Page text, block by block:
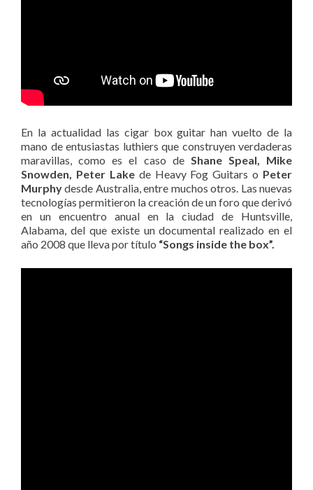
En la actualidad las cigar box guitar han vuelto de la
mano de entusiastas luthiers que construyen verdaderas
maravillas, como es el caso deShane Speal, Mike
Snowden, Peter Lakede Heavy Fog Guitars o Peter
Murphydesde Australia, entre muchos otros. Las nuevas
tecnologías permitieron la creación de un foro que derivó
en un encuentro anual en la ciudad de Huntsville,
Alabama, del que existe un documental realizado en el
año 2008 que lleva por título “Songs inside the box”.